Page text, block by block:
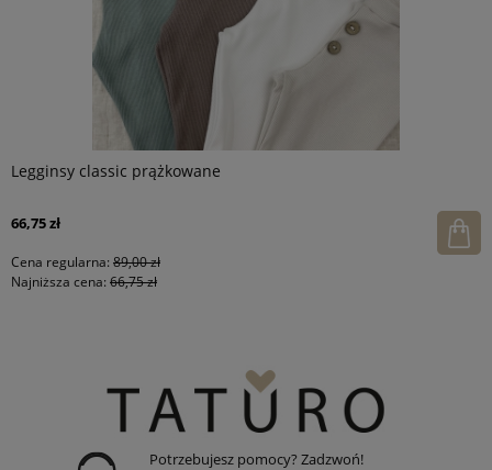
Legginsy classic prążkowane
66,75 zł
Cena regularna: 89,00 zł
Najniższa cena: 66,75 zł
Potrzebujesz pomocy? Zadzwoń!